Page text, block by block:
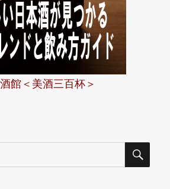
本
バ
ー
館＜美酒三百杯＞
検